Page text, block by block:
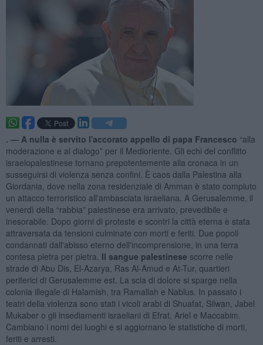
. — A nulla è servito l'accorato appello di papa Francesco “alla
moderazione e al dialogo” per il Medioriente. Gli echi del conflitto
israelopalestinese tornano prepotentemente alla cronaca in un
susseguirsi di violenza senza confini. È caos dalla Palestina alla
Giordania, dove nella zona residenziale di Amman è stato compiuto
un attacco terroristico all'ambasciata israeliana. A Gerusalemme, il
venerdì della “rabbia” palestinese era arrivato, prevedibile e
inesorabile. Dopo giorni di proteste e scontri la città eterna è stata
attraversata da tensioni culminate con morti e feriti. Due popoli
condannati dall'abisso eterno dell'incomprensione, in una terra
contesa pietra per pietra. Il sangue palestinese scorre nelle
strade di Abu Dis, El-Azarya, Ras Al-Amud e At-Tur, quartieri
periferici di Gerusalemme est. La scia di dolore si sparge nella
colonia illegale di Halamish, tra Ramallah e Nablus. In passato i
teatri della violenza sono stati i vicoli arabi di Shuafat, Silwan, Jabel
Mukaber o gli insediamenti israeliani di Efrat, Ariel e Maccabim.
Cambiano i nomi dei luoghi e si aggiornano le statistiche di morti,
feriti e arresti.